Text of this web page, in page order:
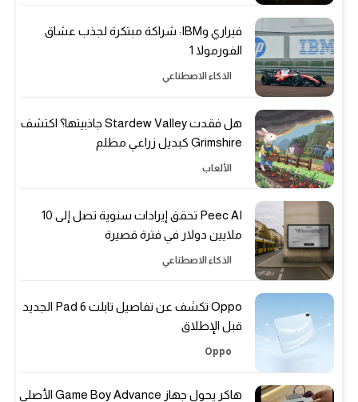
فيراري وIBM: شراكة مبتكرة لجذب عشاق
الفورمولا 1
الذكاء الاصطناعي
هل فقدت Stardew Valley جاذبيتها؟ اكتشف
Grimshire كبديل زراعي مظلم
الألعاب
Peec AI تحقق إيرادات سنوية تصل إلى 10
ملايين دولار في فترة قصيرة
الذكاء الاصطناعي
Oppo تكشف عن تفاصيل تابلت Pad 6 الجديد
قبل الإطلاق
Oppo
هاكر يحول جهاز Game Boy Advance الأصلي